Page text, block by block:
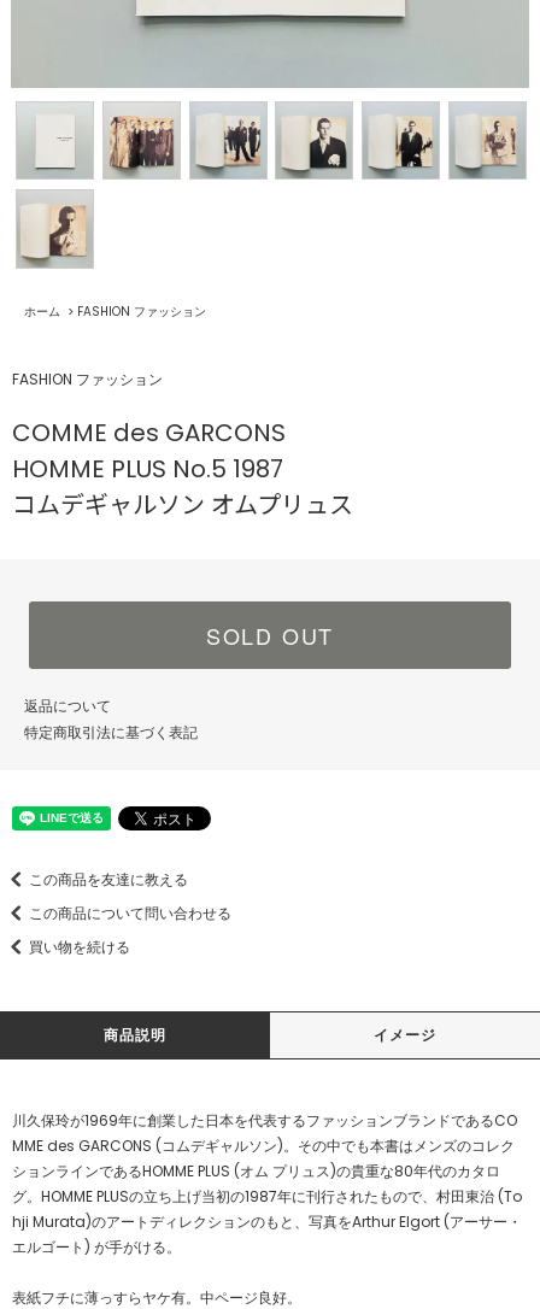
ホーム > FASHION ファッション
FASHION ファッション
COMME des GARCONS
HOMME PLUS No.5 1987
コムデギャルソン オムプリュス
SOLD OUT
返品について
特定商取引法に基づく表記
この商品を友達に教える
この商品について問い合わせる
買い物を続ける
商品説明 イメージ
川久保玲が1969年に創業した日本を代表するファッションブランドであるCO
MME des GARCONS (コムデギャルソン)。その中でも本書はメンズのコレク
ションラインであるHOMME PLUS (オム プリュス)の貴重な80年代のカタロ
グ。HOMME PLUSの立ち上げ当初の1987年に刊行されたもので、村田東治 (To
hji Murata)のアートディレクションのもと、写真をArthur Elgort (アーサー・
エルゴート) が手がける。
表紙フチに薄っすらヤケ有。中ページ良好。